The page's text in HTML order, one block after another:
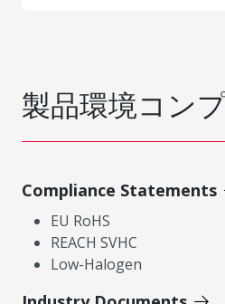
製品環境コン
Compliance Statements
EU RoHS
REACH SVHC
Low-Halogen